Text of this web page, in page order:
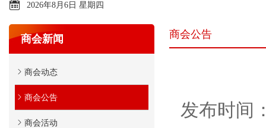
2026年8月6日 星期四
商会新闻
商会动态
商会公告
商会活动
商会公告
发布时间